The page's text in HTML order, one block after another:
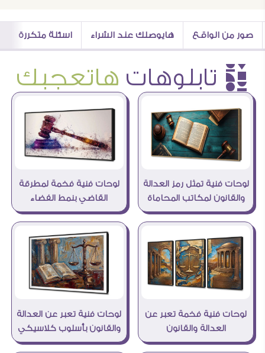
صور من الواقع هايوصلك عند الشراء اسئلة متكررة
è تابلوهات هاتعجبك
لوحات فنية تمثل رمز العدالة
والقانون لمكاتب المحاماة
لوحات فنية فخمة لمطرقة
القاضي بنمط الفضاء
لوحات فنية فخمة تعبر عن
العدالة والقانون
لوحات فنية تعبر عن العدالة
والقانون بأسلوب كلاسيكي